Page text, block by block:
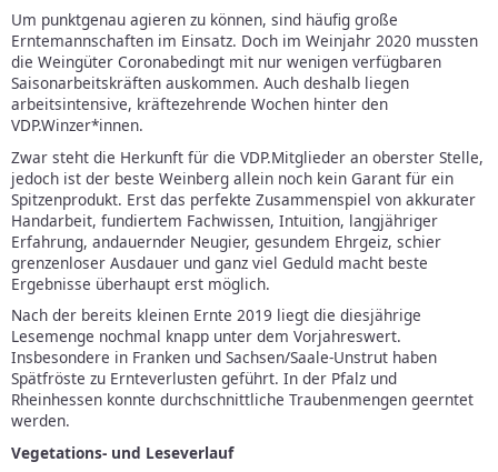
Um punktgenau agieren zu können, sind häufig große
Erntemannschaften im Einsatz. Doch im Weinjahr 2020 mussten
die Weingüter Coronabedingt mit nur wenigen verfügbaren
Saisonarbeitskräften auskommen. Auch deshalb liegen
arbeitsintensive, kräftezehrende Wochen hinter den
VDP.Winzer*innen.
Zwar steht die Herkunft für die VDP.Mitglieder an oberster Stelle,
jedoch ist der beste Weinberg allein noch kein Garant für ein
Spitzenprodukt. Erst das perfekte Zusammenspiel von akkurater
Handarbeit, fundiertem Fachwissen, Intuition, langjähriger
Erfahrung, andauernder Neugier, gesundem Ehrgeiz, schier
grenzenloser Ausdauer und ganz viel Geduld macht beste
Ergebnisse überhaupt erst möglich.
Nach der bereits kleinen Ernte 2019 liegt die diesjährige
Lesemenge nochmal knapp unter dem Vorjahreswert.
Insbesondere in Franken und Sachsen/Saale-Unstrut haben
Spätfröste zu Ernteverlusten geführt. In der Pfalz und
Rheinhessen konnte durchschnittliche Traubenmengen geerntet
werden.
Vegetations- und Leseverlauf